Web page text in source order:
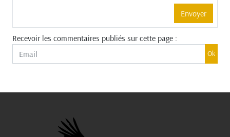
Recevoir les commentaires publiés sur cette page :
Ok